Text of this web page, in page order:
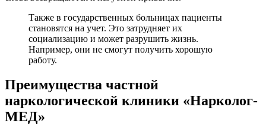
Также в государственных больницах пациенты
становятся на учет. Это затрудняет их
социализацию и может разрушить жизнь.
Например, они не смогут получить хорошую
работу.
Преимущества частной
наркологической клиники «Нарколог-
МЕД»